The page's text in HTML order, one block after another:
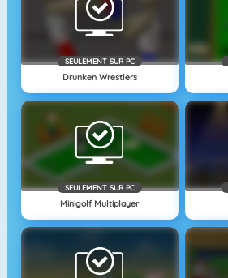
SEULEMENT SUR PC
Drunken Wrestlers
SEULEMENT SUR PC
Minigolf Multiplayer